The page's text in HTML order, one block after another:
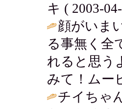
キ ( 2003-
顔がいま
る事無く全
れると思う
みて！ムー
チイちゃ